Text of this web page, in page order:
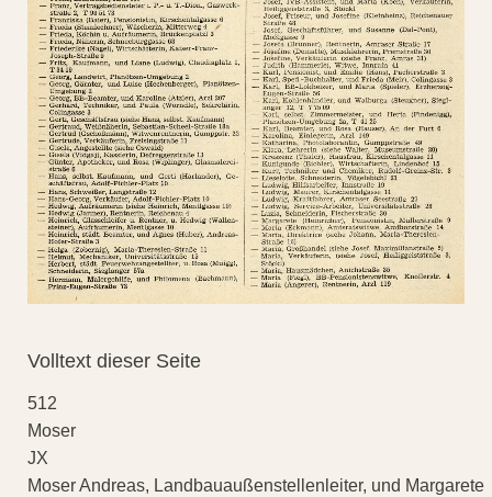
Volltext dieser Seite
512
Moser
JX
Moser Andreas, Landbauaußenstellenleiter, und Margarete